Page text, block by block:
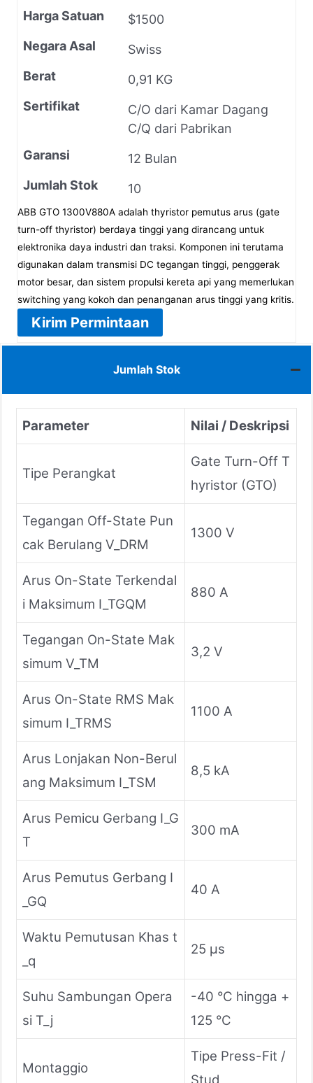
Harga Satuan
$1500
Negara Asal
Swiss
Berat
0,91 KG
Sertifikat
C/O dari Kamar Dagang
C/Q dari Pabrikan
Garansi
12 Bulan
Jumlah Stok
10
ABB GTO 1300V880A adalah thyristor pemutus arus (gate
turn-off thyristor) berdaya tinggi yang dirancang untuk
elektronika daya industri dan traksi. Komponen ini terutama
digunakan dalam transmisi DC tegangan tinggi, penggerak
motor besar, dan sistem propulsi kereta api yang memerlukan
switching yang kokoh dan penanganan arus tinggi yang kritis.
Kirim Permintaan
Jumlah Stok
Parameter Nilai / Deskripsi
Tipe Perangkat
Gate Turn-Off T
hyristor (GTO)
Tegangan Off-State Pun
cak Berulang V_DRM
1300 V
Arus On-State Terkendal
i Maksimum I_TGQM
880 A
Tegangan On-State Mak
simum V_TM
3,2 V
Arus On-State RMS Mak
simum I_TRMS
1100 A
Arus Lonjakan Non-Berul
ang Maksimum I_TSM
8,5 kA
Arus Pemicu Gerbang I_G
T
300 mA
Arus Pemutus Gerbang I
_GQ
40 A
Waktu Pemutusan Khas t
_q
25 μs
Suhu Sambungan Opera
si T_j
-40 °C hingga +
125 °C
Montaggio
Tipe Press-Fit /
Stud